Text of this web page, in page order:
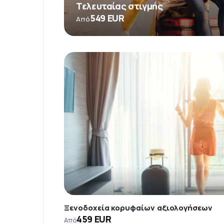
Τελευταίας στιγμής
Από549 EUR
Ξενοδοχεία κορυφαίων αξιολογήσεων
Από459 EUR